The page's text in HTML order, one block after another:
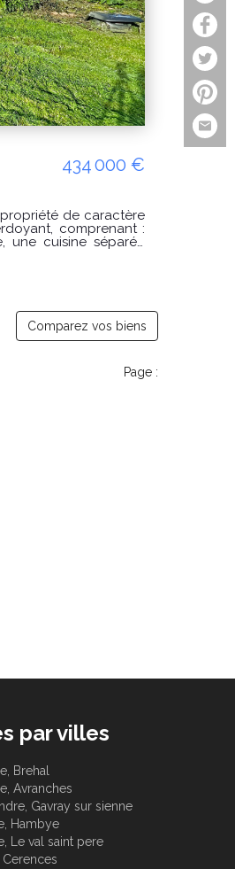
434 000 €
comprenant :
cuisine séparée
Possibilité d'acquérir
an Date de référence
Comparez vos biens
Page :
par villes
Brehal
Avranches
Gavray sur sienne
Hambye
Le val saint pere
Cerences